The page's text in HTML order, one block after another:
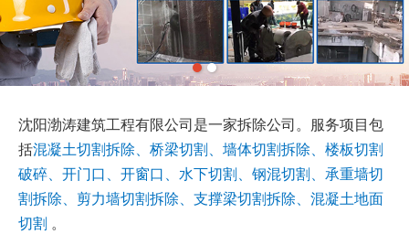
沈阳渤涛建筑工程有限公司是一家拆除公司。服务项目包
括混凝土切割拆除、桥梁切割、墙体切割拆除、楼板切割
破碎、开门口、开窗口、水下切割、钢混切割、承重墙切
割拆除、剪力墙切割拆除、支撑梁切割拆除、混凝土地面
切割 。